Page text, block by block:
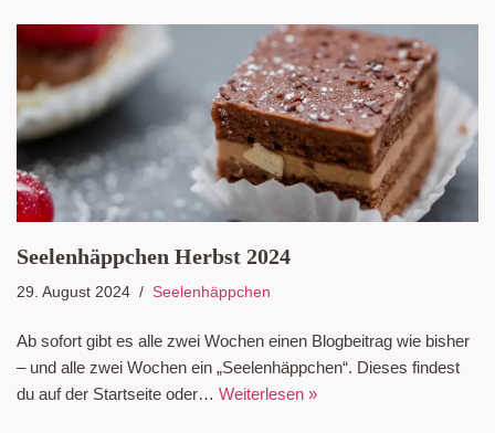
Seelenhäppchen Herbst 2024
29. August 2024 Seelenhäppchen
Ab sofort gibt es alle zwei Wochen einen Blogbeitrag wie bisher
– und alle zwei Wochen ein „Seelenhäppchen“. Dieses findest
du auf der Startseite oder… Weiterlesen »